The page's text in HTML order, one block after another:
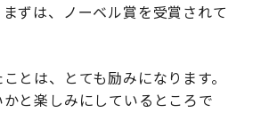
ずは、ノーベル賞を受賞されて
とは、とても励みになります。
と楽しみにしているところで